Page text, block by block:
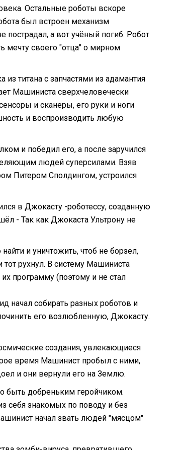
Остальные роботы вскоре
был встроен механизм
пострадал, а вот учёный погиб. Робот
мечту своего "отца" о мирном
титана с запчастями из адамантия
Машиниста сверхчеловечески
и сканеры, его руки и ноги
и воспроизводить любую
и победил его, а после заручился
людей суперсилами. Взяв
Питером Сполдингом, устроился
в Джокасту -роботессу, созданную
- Так как Джокаста Ультрону не
и уничтожить, чтоб не борзел,
рухнул. В систему Машиниста
программу (поэтому и не стал
начал собирать разных роботов и
его возлюбленную, Джокасту.
создания, увлекающиеся
время Машинист пробыл с ними,
и они вернули его на Землю.
быть добреньким геройчиком.
себя знакомых по поводу и без
начал звать людей "мясцом"